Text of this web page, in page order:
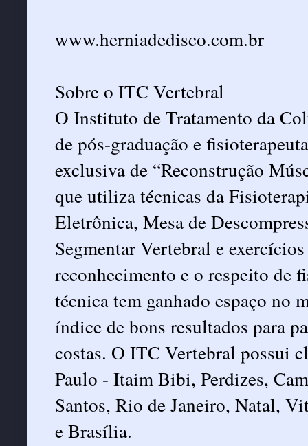
www.herniadedisco.com.br
Sobre o ITC Vertebral
O Instituto de Tratamento da
de pós-graduação e
exclusiva de “Reconstrução
que utiliza técnicas da
Eletrônica, Mesa de
Segmentar Vertebral e
reconhecimento e o respeito de
técnica tem ganhado espaço no
índice de bons resultados para
costas. O ITC Vertebral possui
Paulo - Itaim Bibi, Perdizes,
Santos, Rio de Janeiro, Natal,
e Brasília.